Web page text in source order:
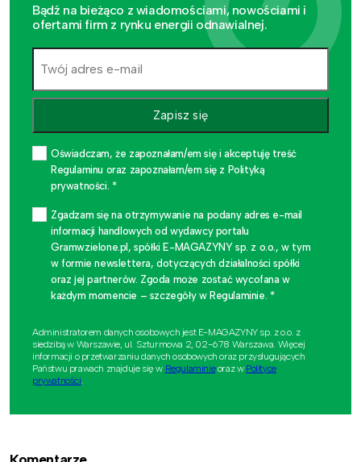
Bądź na bieżąco z wiadomościami, nowościami i
ofertami firm z rynku energii odnawialnej.
Zapisz się
Oświadczam, że zapoznałam/em się i akceptuję treść
Regulaminu oraz zapoznałam/em się z Polityką
prywatności. *
Zgadzam się na otrzymywanie na podany adres e-mail
informacji handlowych od wydawcy portalu
Gramwzielone.pl, spółki E-MAGAZYNY sp. z o.o., w tym
w formie newslettera, dotyczących działalności spółki
oraz jej partnerów. Zgoda może zostać wycofana w
każdym momencie – szczegóły w Regulaminie. *
Administratorem danych osobowych jest E-MAGAZYNY sp. z o.o. z
siedzibą w Warszawie, ul. Szturmowa 2, 02-678 Warszawa. Więcej
informacji o przetwarzaniu danych osobowych oraz przysługujących
Państwu prawach znajduje się w Regulaminieoraz w Polityce
prywatności.